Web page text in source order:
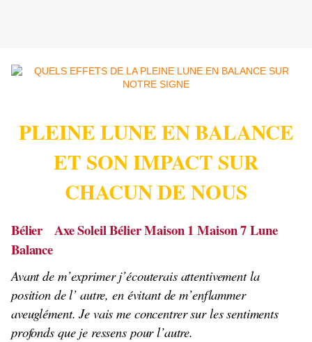
PLEINE LUNE EN BALANCE
ET SON IMPACT SUR
CHACUN DE NOUS
Bélier Axe Soleil Bélier Maison 1 Maison 7 Lune
Balance
Avant de m’exprimer j’écouterais attentivement la
position de l’ autre, en évitant de m’enflammer
aveuglément. Je vais me concentrer sur les sentiments
profonds que je ressens pour l’autre.